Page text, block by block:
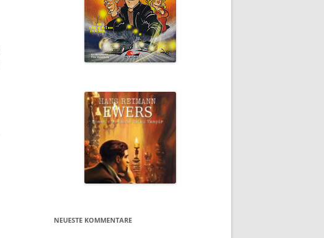
NEUESTE KOMMENTARE